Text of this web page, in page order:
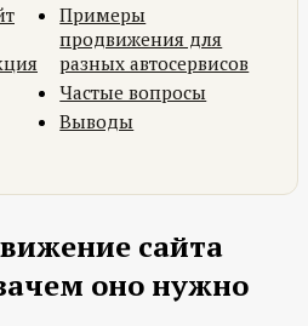
Примеры
продвижения для
разных автосервисов
Частые вопросы
Выводы
сайта
оно нужно